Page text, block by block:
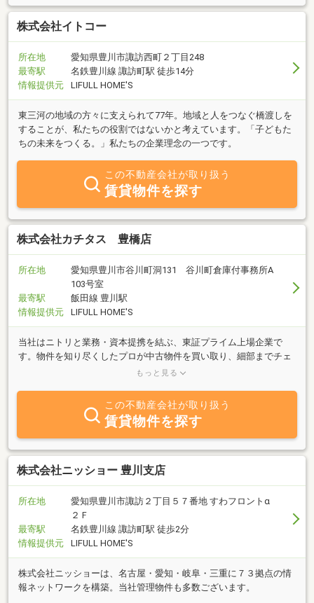
株式会社イトコー
所在地
愛知県豊川市諏訪西町２丁目248
最寄駅
名鉄豊川線 諏訪町駅 徒歩14分
情報提供元
LIFULL HOME'S
東三河の地域の方々に支えられて77年。地域と人をつなぐ橋渡しを
することが、私たちの役割ではないかと考えています。「子どもた
ちの未来をつくる。」私たちの企業理念の一つです。
この不動産会社が取り扱う
賃貸物件を探す
株式会社カチタス 豊橋店
所在地
愛知県豊川市谷川町洞131 谷川町倉庫付事務所A
103号室
最寄駅
飯田線 豊川駅
情報提供元
LIFULL HOME'S
当社はニトリと業務・資本提携を結ぶ、東証プライム上場企業で
す。物件を知り尽くしたプロが中古物件を買い取り、細部までチェ
ックし、自社規格に沿って丁寧にリフォームしているので、ご購入
もっと見る
この不動産会社が取り扱う
賃貸物件を探す
株式会社ニッショー 豊川支店
所在地
愛知県豊川市諏訪２丁目５７番地 すわフロントα
２Ｆ
最寄駅
名鉄豊川線 諏訪町駅 徒歩2分
情報提供元
LIFULL HOME'S
株式会社ニッショーは、名古屋・愛知・岐阜・三重に７３拠点の情
報ネットワークを構築。当社管理物件も多数ございます。